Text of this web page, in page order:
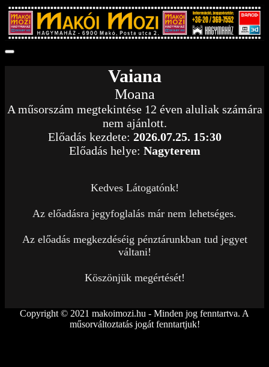
Vaiana
Moana
A műsorszám megtekintése 12 éven aluliak számára
nem ajánlott.
Előadás kezdete: 2026.07.25. 15:30
Előadás helye: Nagyterem
Kedves Látogatónk!
Az előadásra jegyfoglalás már nem lehetséges.
Az előadás megkezdéséig pénztárunkban tud jegyet
váltani!
Köszönjük megértését!
Copyright © 2021 makoimozi.hu - Minden jog fenntartva. A
műsorváltoztatás jogát fenntartjuk!